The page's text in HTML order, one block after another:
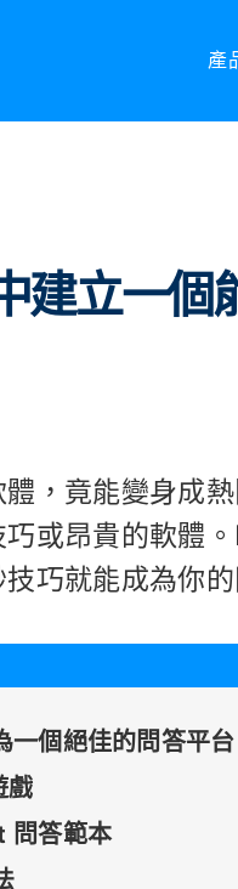
產
建立一個
，竟能變身成
或昂貴的軟體
巧就能成為你的
個絕佳的問答平台
戲
問答範本